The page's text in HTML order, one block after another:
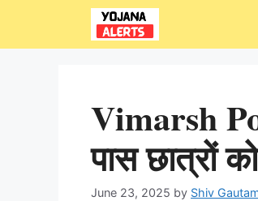
content
Vimarsh
पास छात्रों
June 23, 2025 by Shiv